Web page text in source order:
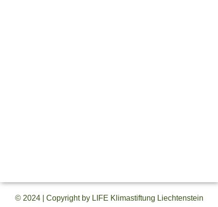
© 2024 | Copyright by LIFE Klimastiftung Liechtenstein